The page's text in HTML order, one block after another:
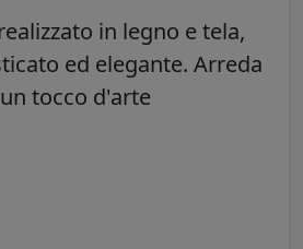
in legno e tela,
ed elegante. Arreda
tocco d'arte